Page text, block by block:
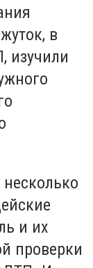
в
изучили
и их
проверки